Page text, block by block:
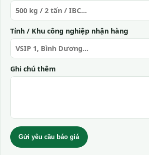
Tỉnh / Khu công nghiệp nhận hàng
Ghi chú thêm
Gửi yêu cầu báo giá